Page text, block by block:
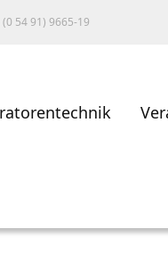
(0 54 91) 9665-19